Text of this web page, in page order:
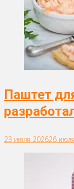
Паштет
23 июля 202626